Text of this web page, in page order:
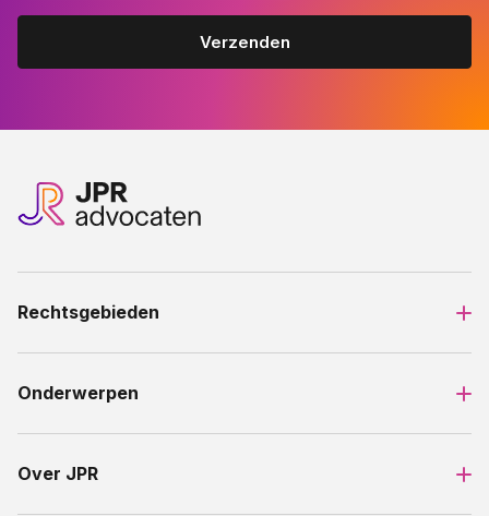
Rechtsgebieden
Onderwerpen
Over JPR